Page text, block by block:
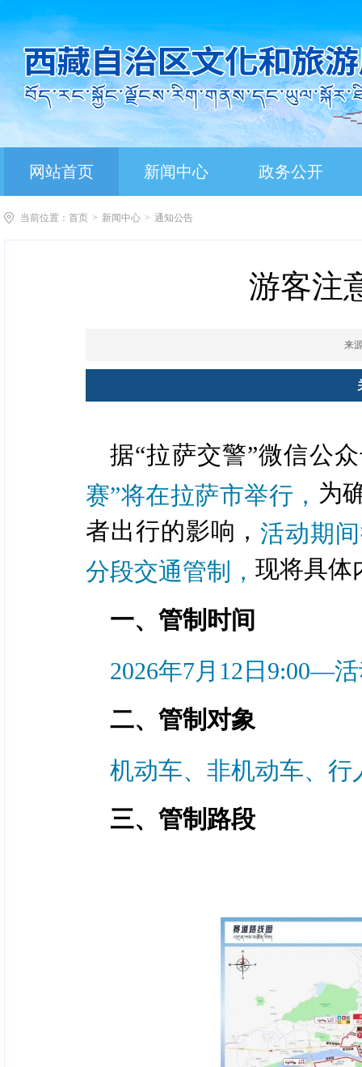
网站首页 新闻中心 政务公开
当前位置： 首页 > 新闻中心 > 通知公告
游客注
来
据“拉萨交警”微信公
赛”将在拉萨市举行， 为
者出行的影响，活动期
分段交通管制， 现将具体
一、管制时间
2026年7月12日9:00—
二、管制对象
机动车、非机动车、行
三、管制路段